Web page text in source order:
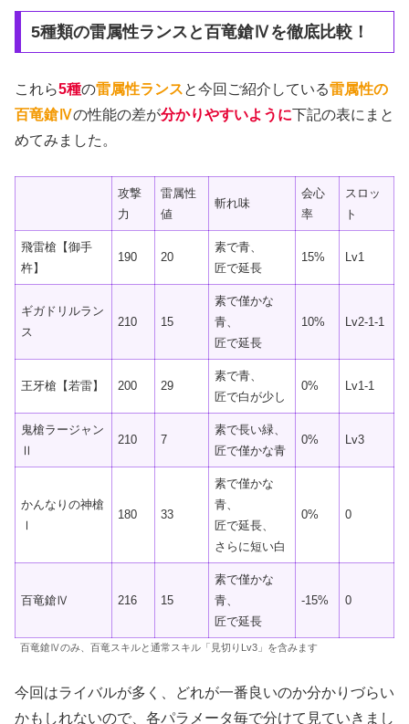
5種類の雷属性ランスと百竜鎗Ⅳを徹底比較！
これら5種の雷属性ランスと今回ご紹介している雷属性の
百竜鎗Ⅳの性能の差が分かりやすいように下記の表にまと
めてみました。
攻撃
力
雷属性
値
斬れ味
会心
率
スロッ
ト
飛雷槍【御手
杵】
190 20
素で青、
匠で延長
15% Lv1
ギガドリルラン
ス
210 15
素で僅かな
青、
匠で延長
10% Lv2-1-1
王牙槍【若雷】 200 29
素で青、
匠で白が少し
0% Lv1-1
鬼槍ラージャン
Ⅱ
210 7
素で長い緑、
匠で僅かな青
0% Lv3
かんなりの神槍
Ⅰ
180 33
素で僅かな
青、
匠で延長、
さらに短い白
0% 0
百竜鎗Ⅳ 216 15
素で僅かな
青、
匠で延長
-15% 0
百竜鎗Ⅳのみ、百竜スキルと通常スキル「見切りLv3」を含みます
今回はライバルが多く、どれが一番良いのか分かりづらい
かもしれないので、各パラメータ毎で分けて見ていきまし